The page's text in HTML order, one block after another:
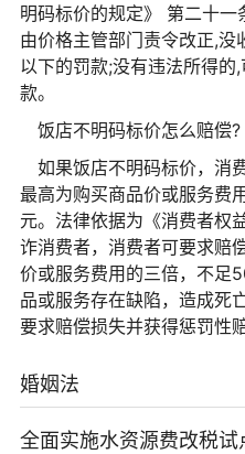
明码标价的规定》 第二十
由价格主管部门责令改正,
以下的罚款;没有违法所得
款。
饭店不明码标价怎么赔偿?
如果饭店不明码标价，消
最高为购买商品价或服务费
元。法律依据为《消费者权
诈消费者，消费者可要求赔
价或服务费用的三倍，不足
品或服务存在缺陷，造成死
要求赔偿损失并获得惩罚性赔
婚姻法
全面实施水资源费改税